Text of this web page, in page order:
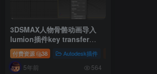
3DSMAX人物骨骼动画导入
lumion插件key transfer
V1.06 For 3DSMAX
2012~2022
付费资源 38 Autodesk插件
5年前 564